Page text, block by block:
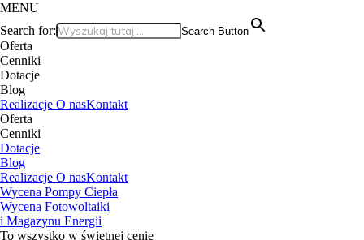
MENU
Search for:
Search Button
Oferta
Cenniki
Dotacje
Blog
Realizacje O nasKontakt
Oferta
Cenniki
Dotacje
Blog
Realizacje O nasKontakt
Wycena Pompy Ciepła
Wycena Fotowoltaiki
i Magazynu Energii
To wszystko w świetnej cenie